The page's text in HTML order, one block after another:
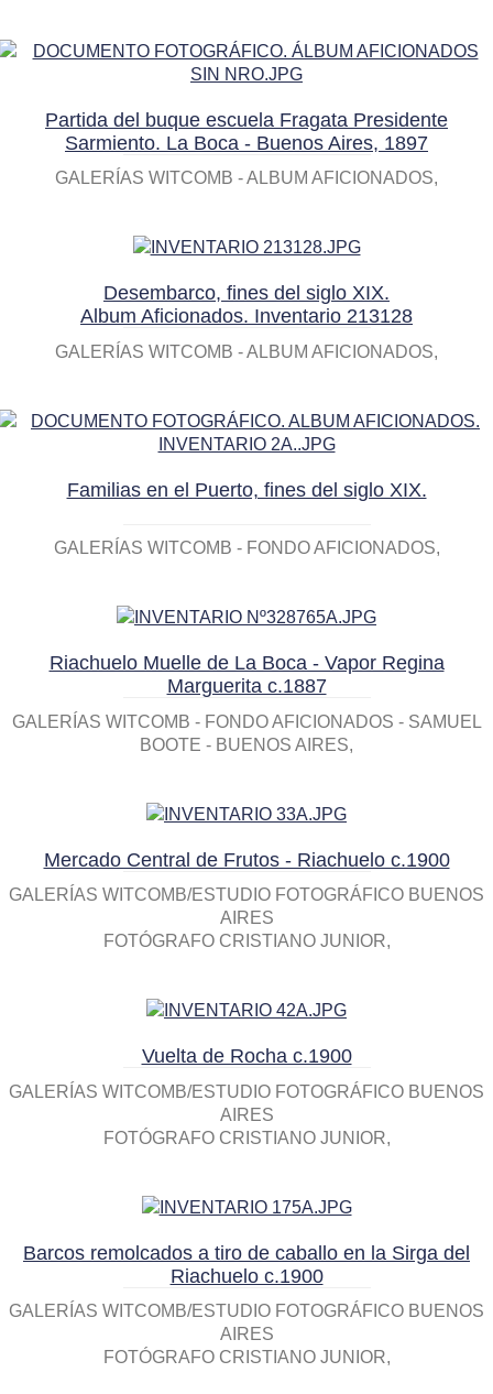
Partida del buque escuela Fragata Presidente
Sarmiento. La Boca - Buenos Aires, 1897
GALERÍAS WITCOMB - ALBUM AFICIONADOS
Desembarco, fines del siglo XIX.
Album Aficionados. Inventario 213128
GALERÍAS WITCOMB - ALBUM AFICIONADOS
Familias en el Puerto, fines del siglo XIX.
GALERÍAS WITCOMB - FONDO AFICIONADOS
Riachuelo Muelle de La Boca - Vapor Regina
Marguerita c.1887
GALERÍAS WITCOMB - FONDO AFICIONADOS - SAMUEL
BOOTE - BUENOS AIRES
Mercado Central de Frutos - Riachuelo c.1900
GALERÍAS WITCOMB/ESTUDIO FOTOGRÁFICO BUENOS
AIRES
FOTÓGRAFO CRISTIANO JUNIOR
Vuelta de Rocha c.1900
GALERÍAS WITCOMB/ESTUDIO FOTOGRÁFICO BUENOS
AIRES
FOTÓGRAFO CRISTIANO JUNIOR
Barcos remolcados a tiro de caballo en la Sirga del
Riachuelo c.1900
GALERÍAS WITCOMB/ESTUDIO FOTOGRÁFICO BUENOS
AIRES
FOTÓGRAFO CRISTIANO JUNIOR